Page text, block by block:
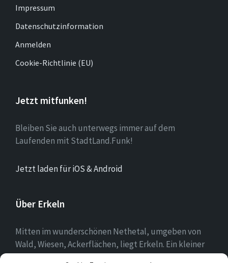
Impressum
Datenschutzinformation
Anmelden
Cookie-Richtlinie (EU)
Jetzt mitfunken!
Bleiben Sie auch unterwegs immer auf dem
Laufenden mit StadtLand.Funk!
Jetzt laden für iOS & Android
Über Erkeln
Mitten im wunderschönen Nethetal, umgeben von
Wald, Wiesen, Ackerflächen, liegt Erkeln. Ein kleiner
Ort, in dem sich die Menschen mit ihrer Heimat